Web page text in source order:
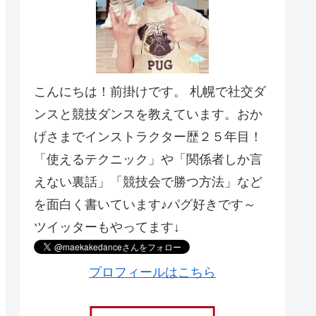
こんにちは！前掛けです。 札幌で社交ダ
ンスと競技ダンスを教えています。おか
げさまでインストラクター歴２５年目！
「使えるテクニック」や「関係者しか言
えない裏話」「競技会で勝つ方法」など
を面白く書いています♪パグ好きです～
ツイッターもやってます↓
プロフィールはこちら